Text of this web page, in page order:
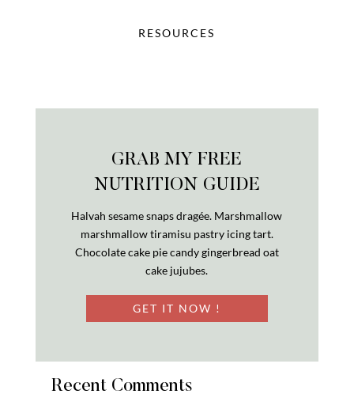
RESOURCES
GRAB MY FREE
NUTRITION GUIDE
Halvah sesame snaps dragée. Marshmallow
marshmallow tiramisu pastry icing tart.
Chocolate cake pie candy gingerbread oat
cake jujubes.
GET IT NOW !
Recent Comments